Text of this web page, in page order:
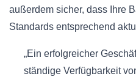
außerdem sicher, dass Ihre
Standards entsprechend
„Ein erfolgreicher
ständige Verfügbarkeit